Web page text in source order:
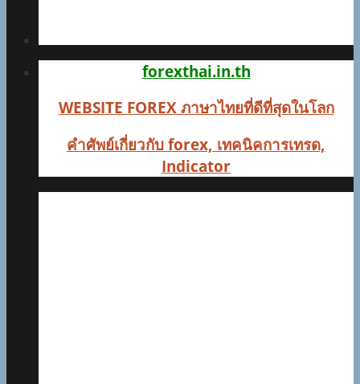
forexthai.in.th
WEBSITE FOREX ภาษาไทยที่ดีที่สุดในโลก
คำศัพย์เกี่ยวกับ forex, เทคนิคการเทรด,
Indicator